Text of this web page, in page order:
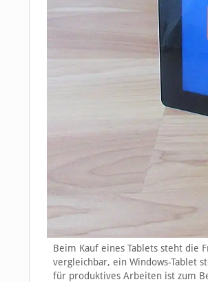
Beim Kauf eines Tablets steht die
vergleichbar, ein Windows-Tablet
für produktives Arbeiten ist zum